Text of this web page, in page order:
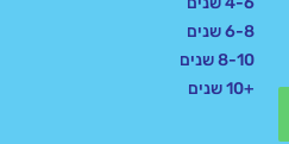
6-8 שנים
8-10 שנים
+10 שנים